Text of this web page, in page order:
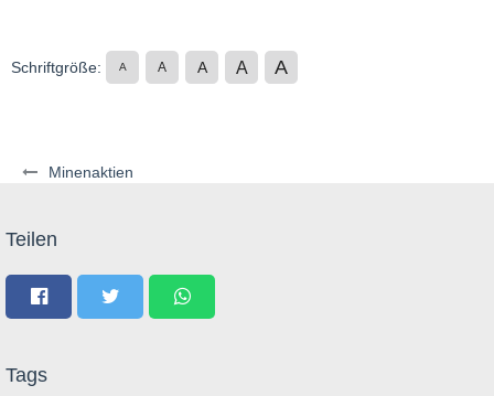
Minenaktien
Schriftgröße: A A A A A
Teilen
Tags